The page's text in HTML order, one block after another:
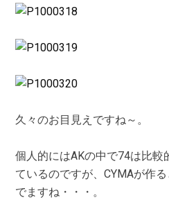
久々のお目見えですね～。
個人的にはAKの中で74は比較
ているのですが、CYMAが作
でますね・・・。